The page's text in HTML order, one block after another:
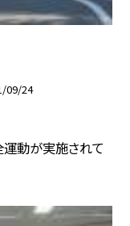
09/24
運動が実施されて